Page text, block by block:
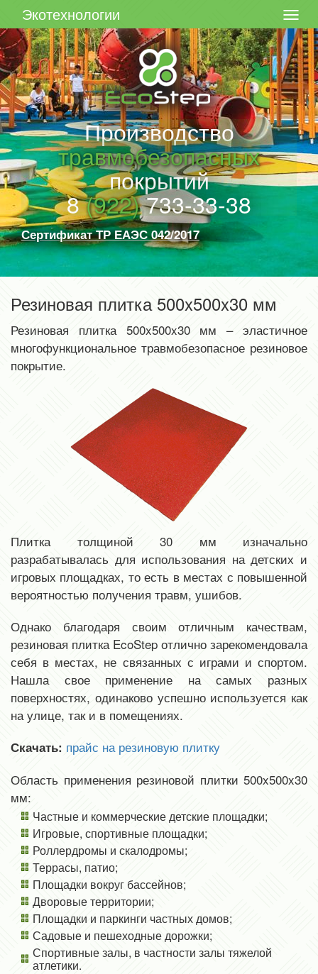
Производство
травмобезопасных
покрытий
8(922)733-33-38
Сертификат ТР ЕАЭС 042/2017
Экотехнологии
Резиновая плитка 500x500x30 мм
Резиновая плитка 500x500x30 мм – эластичное
многофункциональное травмобезопасное резиновое
покрытие.
Плитка толщиной 30 мм изначально
разрабатывалась для использования на детских и
игровых площадках, то есть в местах с повышенной
вероятностью получения травм, ушибов.
Однако благодаря своим отличным качествам,
резиновая плитка EcoStep отлично зарекомендовала
себя в местах, не связанных с играми и спортом.
Нашла свое применение на самых разных
поверхностях, одинаково успешно используется как
на улице, так и в помещениях.
Скачать: прайс на резиновую плитку
Область применения резиновой плитки 500x500x30
мм:
Частные и коммерческие детские площадки;
Игровые, спортивные площадки;
Роллердромы и скалодромы;
Террасы, патио;
Площадки вокруг бассейнов;
Дворовые территории;
Площадки и паркинги частных домов;
Садовые и пешеходные дорожки;
Спортивные залы, в частности залы тяжелой
атлетики.